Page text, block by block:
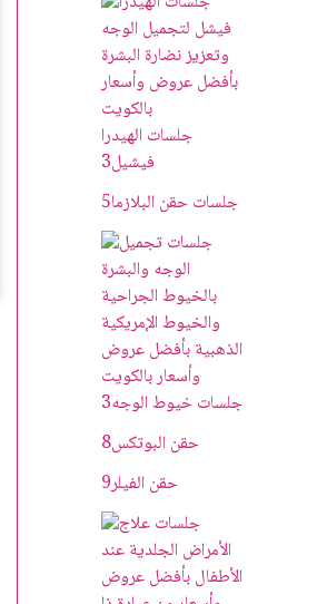
جلسات الهيدرا
فيشيل3
جلسات حقن البلازما5
جلسات خيوط الوجه3
حقن البوتکس8
حقن الفيلر9